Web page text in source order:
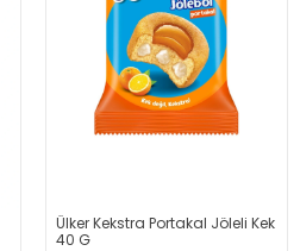
Ülker Kekstra Portakal Jöleli Kek
40 G